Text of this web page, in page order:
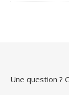
Une question ?